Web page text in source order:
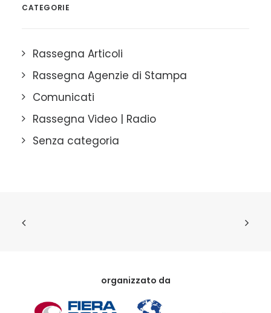
CATEGORIE
Rassegna Articoli
Rassegna Agenzie di Stampa
Comunicati
Rassegna Video | Radio
Senza categoria
organizzato da